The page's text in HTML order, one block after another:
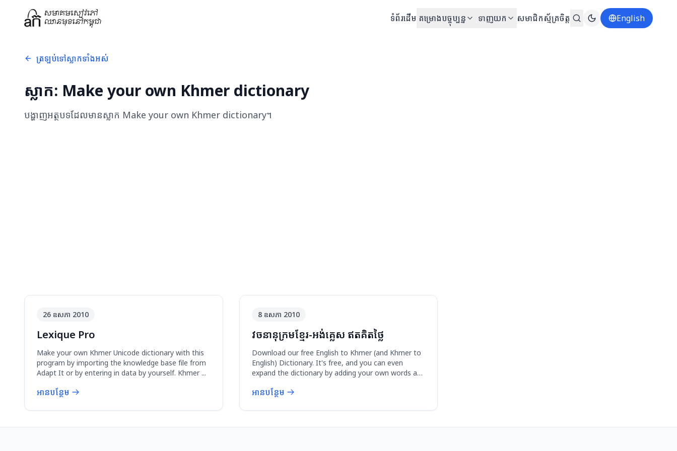
ទំព័រដើម គម្រោងបច្ចុប្បន្ន ទាញយក សមាជិកស្ម័គ្រចិត្ត English
ត្រឡប់ទៅស្លាកទាំងអស់
ស្លាក: Make your own Khmer dictionary
បង្ហាញអត្ថបទដែលមានស្លាក Make your own Khmer dictionary។
26 ឧសភា 2010
Lexique Pro
Make your own Khmer Unicode dictionary with this
program by importing the knowledge base file from
Adapt It or by entering in data by yourself. Khmer ...
អានបន្ថែម
8 ឧសភា 2010
វចនានុក្រមខ្មែរ-អង់គ្លេស ឥត​គិត​ថ្លៃ
Download our free English to Khmer (and Khmer to
English) Dictionary. It's free, and you can even
expand the dictionary by adding your own words at
អានបន្ថែម